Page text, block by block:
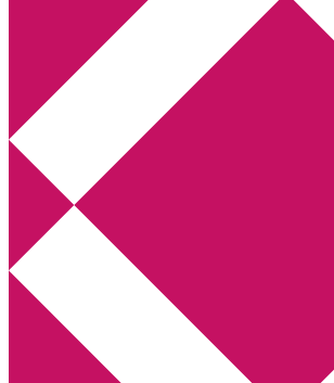
Annikas litteratur- och kulturblogg
Deckare, kriminalromaner, thrillers
Hem
Boktolva
Författarfemman
Kontakt